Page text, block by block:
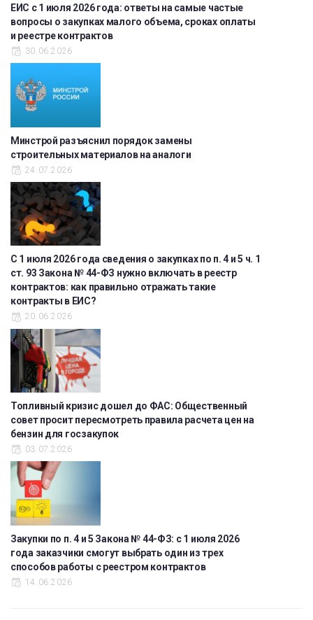
ЕИС с 1 июля 2026 года: ответы на самые частые
вопросы о закупках малого объема, сроках оплаты
и реестре контрактов
30.06.2026
Минстрой разъяснил порядок замены
строительных материалов на аналоги
24.07.2026
С 1 июля 2026 года сведения о закупках по п. 4 и 5 ч. 1
ст. 93 Закона № 44-ФЗ нужно включать в реестр
контрактов: как правильно отражать такие
контракты в ЕИС?
20.06.2026
Топливный кризис дошел до ФАС: Общественный
совет просит пересмотреть правила расчета цен на
бензин для госзакупок
03.07.2026
Закупки по п. 4 и 5 Закона № 44-ФЗ: с 1 июля 2026
года заказчики смогут выбрать один из трех
способов работы с реестром контрактов
14.06.2026